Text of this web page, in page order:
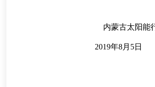
内蒙古太阳能
2019年8月 5日